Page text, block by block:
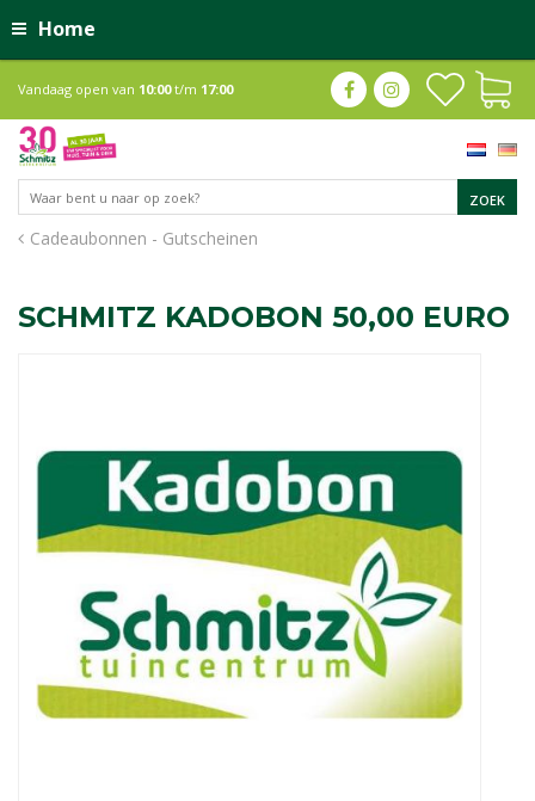
Home
Cadeaubonnen - Gutscheinen
Vandaag open van 10:00t/m 17:00
SCHMITZ KADOBON 50,00 EURO